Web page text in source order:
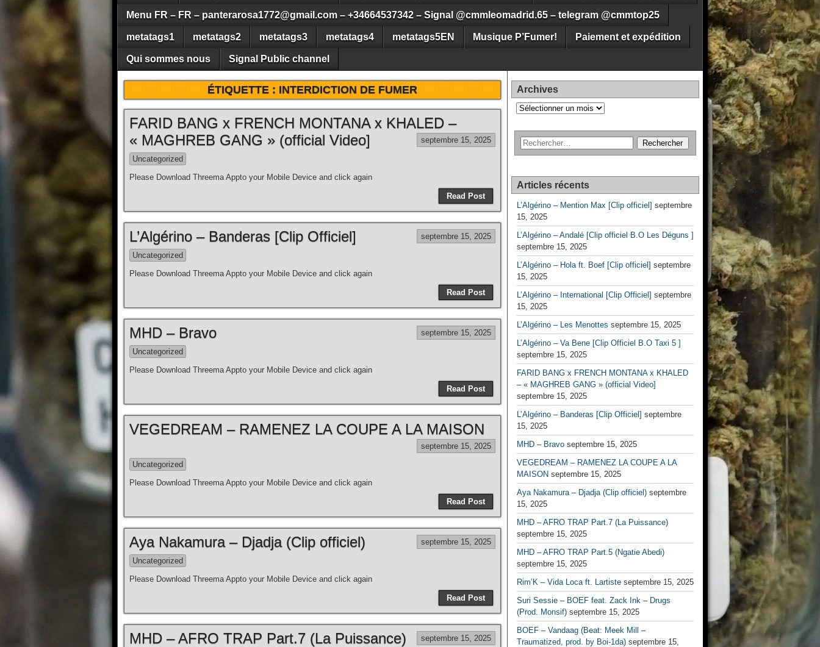
Menu FR – FR – panterarosa1772@gmail.com – +34664537342 – Signal @cmmleomadrid.65 – telegram @cmmtop25
metatags1 metatags2 metatags3 metatags4 metatags5EN Musique P’Fumer! Paiement et expédition
Qui sommes nous Signal Public channel
ÉTIQUETTE :INTERDICTION DE FUMER
FARID BANG x FRENCH MONTANA x KHALED –
« MAGHREB GANG » (official Video]
septembre 15, 2025
Uncategorized
Please Download Threema Appto your Mobile Device and click again
Read Post
L’Algérino – Banderas [Clip Officiel] septembre 15, 2025
Uncategorized
Please Download Threema Appto your Mobile Device and click again
Read Post
MHD – Bravo septembre 15, 2025
Uncategorized
Please Download Threema Appto your Mobile Device and click again
Read Post
VEGEDREAM – RAMENEZ LA COUPE A LA MAISON
septembre 15, 2025
Uncategorized
Please Download Threema Appto your Mobile Device and click again
Read Post
Aya Nakamura – Djadja (Clip officiel) septembre 15, 2025
Uncategorized
Please Download Threema Appto your Mobile Device and click again
Read Post
MHD – AFRO TRAP Part.7 (La Puissance) septembre 15, 2025
Archives
Archives
Articles récents
L’Algérino – Mention Max [Clip officiel] septembre
15, 2025
L’Algérino – Andalé [Clip officiel B.O Les Déguns ]
septembre 15, 2025
L’Algérino – Hola ft. Boef [Clip officiel] septembre
15, 2025
L’Algérino – International [Clip Officiel] septembre
15, 2025
L’Algérino – Les Menottes septembre 15, 2025
L’Algérino – Va Bene [Clip Officiel B.O Taxi 5 ]
septembre 15, 2025
FARID BANG x FRENCH MONTANA x KHALED
– « MAGHREB GANG » (official Video]
septembre 15, 2025
L’Algérino – Banderas [Clip Officiel] septembre
15, 2025
MHD – Bravo septembre 15, 2025
VEGEDREAM – RAMENEZ LA COUPE A LA
MAISON septembre 15, 2025
Aya Nakamura – Djadja (Clip officiel) septembre
15, 2025
MHD – AFRO TRAP Part.7 (La Puissance)
septembre 15, 2025
MHD – AFRO TRAP Part.5 (Ngatie Abedi)
septembre 15, 2025
Rim’K – Vida Loca ft. Lartiste septembre 15, 2025
Suri Sessie – BOEF feat. Zack Ink – Drugs
(Prod. Monsif) septembre 15, 2025
BOEF – Vandaag (Beat: Meek Mill –
Traumatized, prod. by Boi-1da) septembre 15,